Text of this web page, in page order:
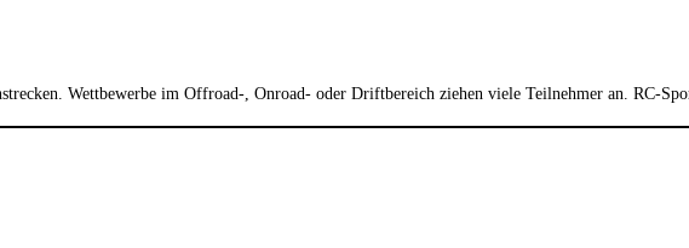
Wettbewerbe im Offroad-, Onroad- oder Driftbereich ziehen viele Teilnehmer an. RC-